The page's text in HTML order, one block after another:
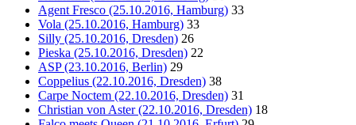
Agent Fresco (25.10.2016, Hamburg) 33
Vola (25.10.2016, Hamburg) 33
Silly (25.10.2016, Dresden) 26
Pieska (25.10.2016, Dresden) 22
ASP (23.10.2016, Berlin) 29
Coppelius (22.10.2016, Dresden) 38
Carpe Noctem (22.10.2016, Dresden) 31
Christian von Aster (22.10.2016, Dresden) 18